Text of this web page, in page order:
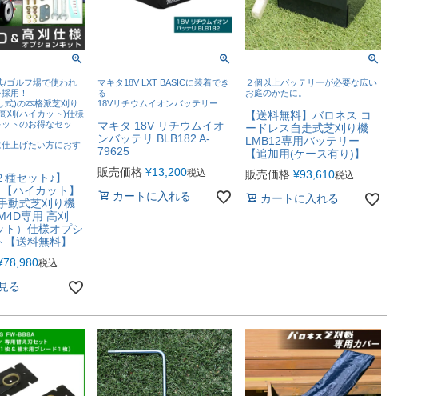
/ゴルフ場で使われ
用！
式)の本格派芝刈り
刈(ハイカット)仕様
トのお得なセッ
上げたい方におす
種セット♪】
ハイカット】
動式芝刈り機
専用 高刈
ト）仕様オプシ
【送料無料】
78,980税込
る
マキタ18V LXT BASICに装着でき
る
18Vリチウムイオンバッテリー
マキタ 18V リチウムイオ
ンバッテリ BLB182 A-
79625
販売価格 ¥13,200税込
カートに入れる
２個以上バッテリーが必要な広い
お庭のかたに。
【送料無料】バロネス コ
ードレス自走式芝刈り機
LMB12専用バッテリー
【追加用(ケース有り)】
販売価格 ¥93,610税込
カートに入れる